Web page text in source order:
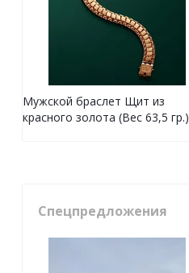
Мужской браслет Щит из
красного золота (Вес 63,5 гр.)
Спецпредложения